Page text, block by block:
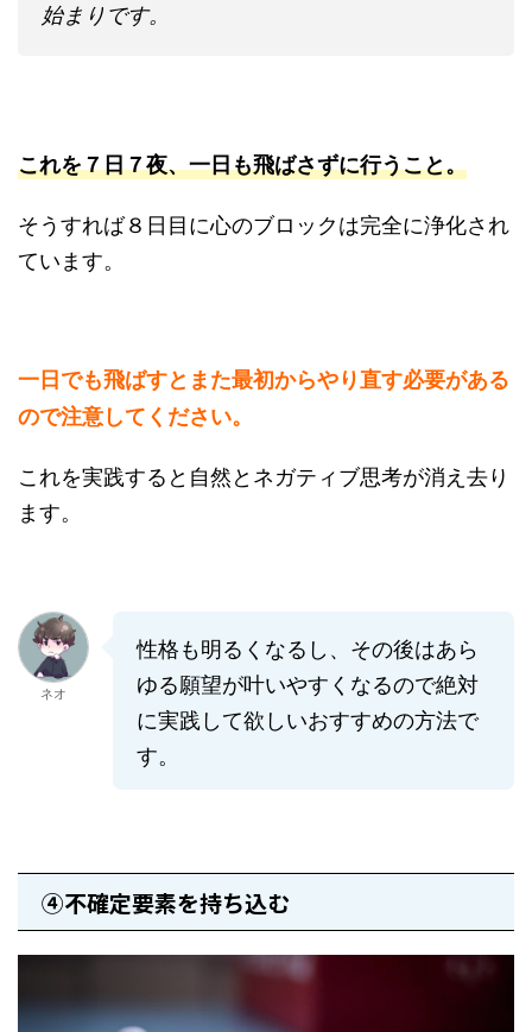
始まりです。
これを７日７夜、一日も飛ばさずに行うこと。
そうすれば８日目に心のブロックは完全に浄化され
ています。
一日でも飛ばすとまた最初からやり直す必要がある
ので注意してください。
これを実践すると自然とネガティブ思考が消え去り
ます。
ネオ
性格も明るくなるし、その後はあら
ゆる願望が叶いやすくなるので絶対
に実践して欲しいおすすめの方法で
す。
④不確定要素を持ち込む